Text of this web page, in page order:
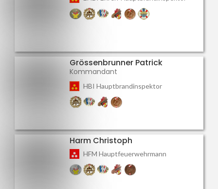
Grössenbrunner Patrick
Kommandant
HBI Hauptbrandinspektor
Harm Christoph
HFM Hauptfeuerwehrmann